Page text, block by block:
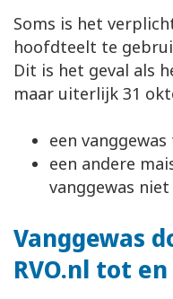
Soms is het
hoofdteelt te
Dit is het geval als
maar uiterlijk 31
een
een andere
vanggewas
Vanggewas
RVO.nl tot